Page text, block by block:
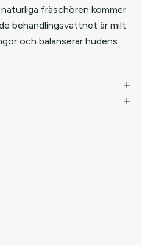
fräschören kommer
behandlingsvattnet är milt
och balanserar hudens